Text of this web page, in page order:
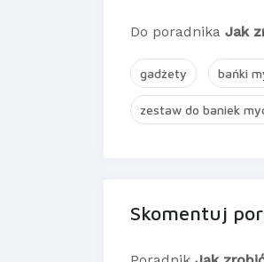
Do poradnika Jak
gadżety bańki
zestaw do baniek
Skomentuj